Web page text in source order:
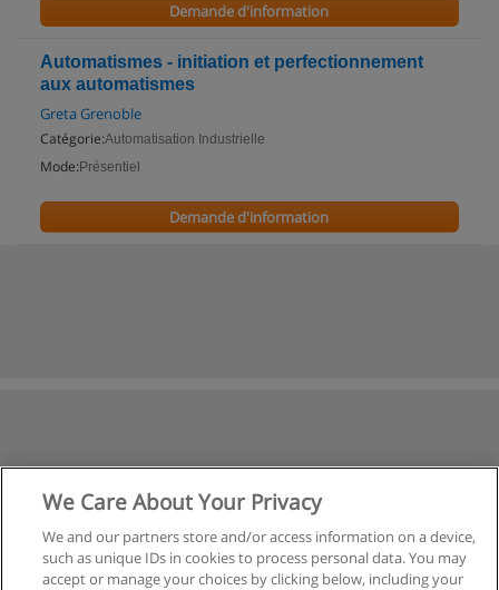
Demande d'information
Automatismes - initiation et perfectionnement
aux automatismes
Greta Grenoble
Catégorie:Automatisation Industrielle
Mode: Présentiel
Demande d'information
We Care About Your Privacy
We and our partners store and/or access information on a device,
such as unique IDs in cookies to process personal data. You may
accept or manage your choices by clicking below, including your